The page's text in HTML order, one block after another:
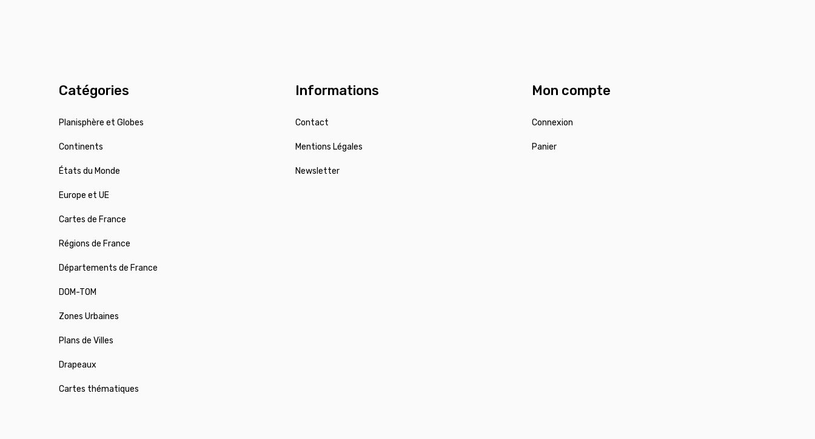
Catégories
Planisphère et Globes
Continents
États du Monde
Europe et UE
Cartes de France
Régions de France
Départements de France
DOM-TOM
Zones Urbaines
Plans de Villes
Drapeaux
Cartes thématiques
Informations
Contact
Mentions Légales
Newsletter
Mon compte
Connexion
Panier